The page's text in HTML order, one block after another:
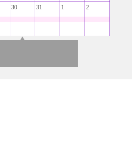
30 31 1 2